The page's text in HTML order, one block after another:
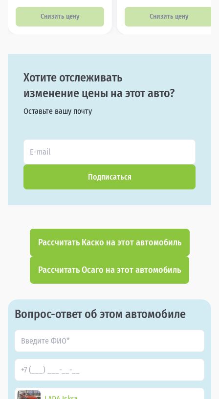
Снизить цену Снизить цену
Хотите отслеживать
изменение цены на этот авто?
Оставьте вашу почту
Подписаться
Рассчитать Каско на этот автомобиль
Рассчитать Осаго на этот автомобиль
Вопрос-ответ об этом автомобиле